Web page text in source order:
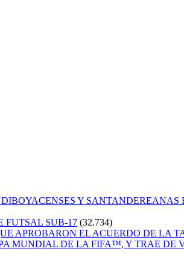
Y
FUTSAL SUB-17 (32.734)
APROBARON EL ACUERDO DE LA
MUNDIAL DE LA FIFA™, Y TRAE DE